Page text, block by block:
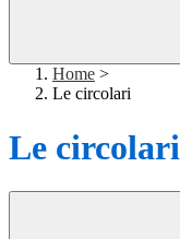
Home >
Le circolari
Le circolari